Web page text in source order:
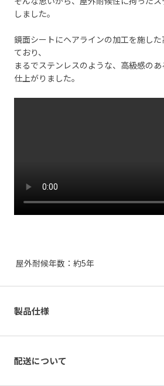
しました。
鏡面シートにヘアラインの加工を施し
ており、
まるでステンレスのような、高級感の
仕上がりました。
屋外耐候年数：約5年
製品仕様
配送について